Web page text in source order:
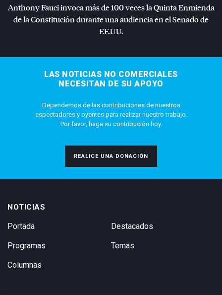
Anthony Fauci invoca más de 100 veces la Quinta Enmienda
de la Constitución durante una audiencia en el Senado de
EE.UU.
LAS NOTICIAS NO COMERCIALES
NECESITAN DE SU APOYO
Dependemos de las contribuciones de nuestros
espectadores y oyentes para realizar nuestro trabajo.
Por favor, haga su contribución hoy.
REALICE UNA DONACIÓN
NOTICIAS
Portada
Programas
Columnas
Destacados
Temas